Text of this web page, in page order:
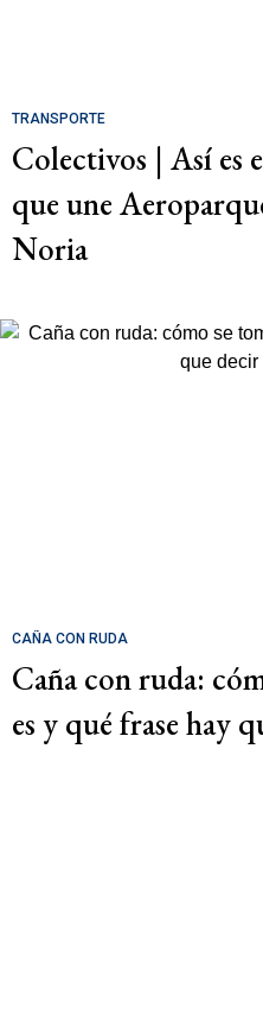
TRANSPORTE
Colectivos | Así es
que une
Noria
CAÑA CON RUDA
Caña con ruda:
es y qué frase hay